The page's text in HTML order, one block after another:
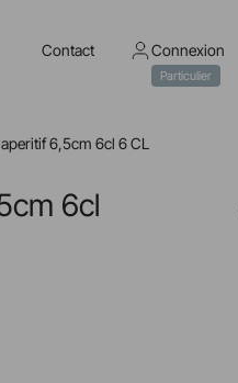
Contact Connexion
Particulier
6,5cm 6cl 6 CL
6cl